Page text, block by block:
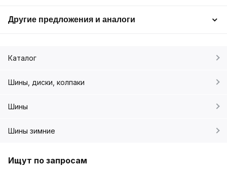
Другие предложения и аналоги
Каталог
Шины, диски, колпаки
Шины
Шины зимние
Ищут по запросам